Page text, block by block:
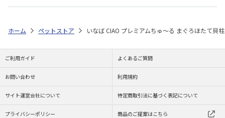
ホーム ペットストア いなば CIAO プレミアムちゅ～る まぐろほたて貝
ご利用ガイド よくあるご質問
お問い合わせ 利用規約
サイト運営会社について 特定商取引法に基づく表記について
プライバシーポリシー 商品のご提案はこちら